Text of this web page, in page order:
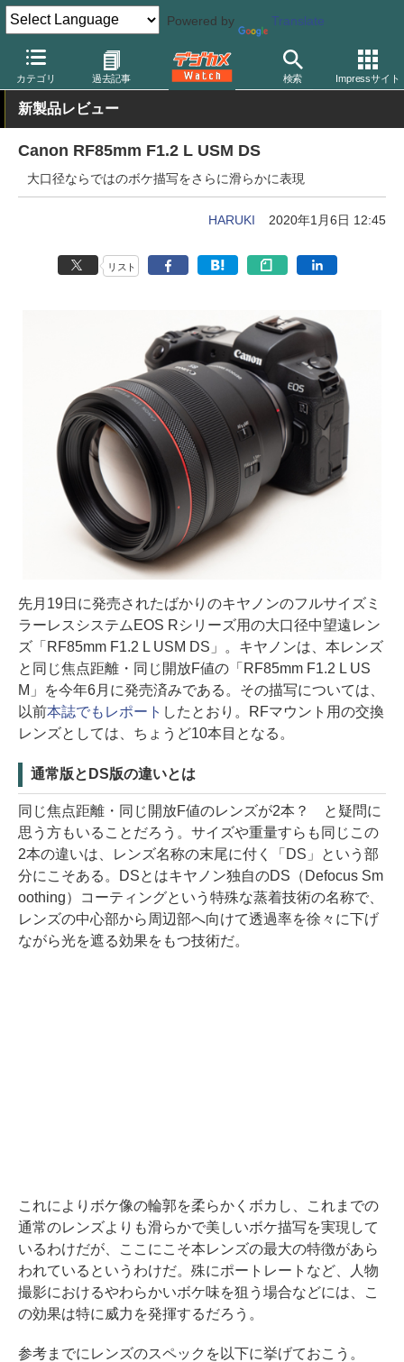
Powered by Translate
カテゴリ 過去記事 検索 Impressサイト
デジカメ Watch レンズ 交換レンズ キヤノン
新製品レビュー
Canon RF85mm F1.2 L USM DS
大口径ならではのボケ描写をさらに滑らかに表現
HARUKI 2020年1月6日 12:45
リスト
先月19日に発売されたばかりのキヤノンのフルサイズミ
ラーレスシステムEOS Rシリーズ用の大口径中望遠レン
ズ「RF85mm F1.2 L USM DS」。キヤノンは、本レンズ
と同じ焦点距離・同じ開放F値の「RF85mm F1.2 L US
M」を今年6月に発売済みである。その描写については、
以前本誌でもレポート したとおり。RFマウント用の交換
レンズとしては、ちょうど10本目となる。
通常版とDS版の違いとは
同じ焦点距離・同じ開放F値のレンズが2本？ と疑問に
思う方もいることだろう。サイズや重量すらも同じこの
2本の違いは、レンズ名称の末尾に付く「DS」という部
分にこそある。DSとはキヤノン独自のDS（Defocus Sm
oothing）コーティングという特殊な蒸着技術の名称で、
レンズの中心部から周辺部へ向けて透過率を徐々に下げ
ながら光を遮る効果をもつ技術だ。
これによりボケ像の輪郭を柔らかくボカし、これまでの
通常のレンズよりも滑らかで美しいボケ描写を実現して
いるわけだが、ここにこそ本レンズの最大の特徴があら
われているというわけだ。殊にポートレートなど、人物
撮影におけるやわらかいボケ味を狙う場合などには、こ
の効果は特に威力を発揮するだろう。
参考までにレンズのスペックを以下に挙げておこう。